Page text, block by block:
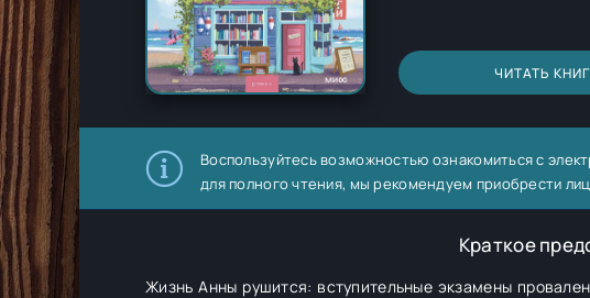
ЧИТАТЬ
Воспользуйтесь возможностью ознакомиться с
для полного чтения, мы рекомендуем приобрести
Краткое
Жизнь Анны рушится: вступительные экзамены